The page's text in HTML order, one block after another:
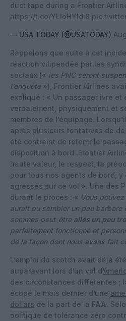
duct tape during a Frontier
https://t.co/YLloHYldi8
— USA TODAY (@USATODAY)
Rappelons que suite à cet
réaction vilipendée par les
sociaux (« les PNC seront
l’enquête »), Frontier Airlines
expliqué : « Un passager ivre et
verbalement, physiquement et
membres de l’équipage.
après plusieurs tentatives de
été contraint de retenir le
disposition à bord. Frontier
haute valeur, le respect, la
pour tous nos agents de bord,
agressés sur ce vol ». Une des
durant le procès : « Vous
aurait pu sembler un peu barbare
sommes peut-être allés un peu
parfaitement fonctionné et
de la façon dont nous avons fait
L’emploi du scotch avait déjà
auparavant lors d’un vol d’
des circonstances différentes ;
écopé le mois dernier d’une
dollars de la part de la FAA.
politique de tolérance zéro